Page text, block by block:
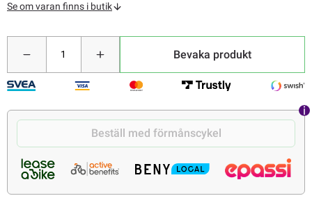
Se om varan finns i butik
Bevaka produkt
Beställ med förmånscykel